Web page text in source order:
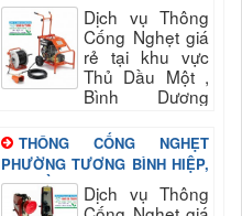
Dịch vụ Thông
Cống Nghẹt giá
rẻ tại khu vực
Thủ Dầu Một ,
Bình Dương
khách nhanh và đảm bảo
uy tín, chất lượng hài long
quý...
THÔNG CỐNG NGHẸT
PHƯỜNG TƯƠNG BÌNH HIỆP,
THỦ DẦU MỘT , BÌNH DƯƠNG
Dịch vụ Thông